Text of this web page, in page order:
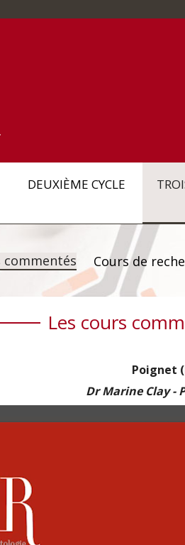
DEUXIÈME CYCLE
commentés Cours de
Les cours
Poignet
Dr Marine Clay -